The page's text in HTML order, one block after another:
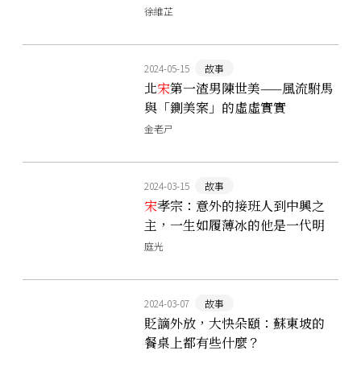
徐維芷
2024-05-15 故事
北宋第一渣男陳世美——風流駙馬
與「鍘美案」的虛虛實實
金老ㄕ
2024-03-15 故事
宋孝宗：意外的接班人到中興之
主，一生如履薄冰的他是一代明
君或扮演孝子的傀儡皇帝?
庭光
2024-03-07 故事
貶謫外放，大快朵頤：蘇東坡的
餐桌上都有些什麼？